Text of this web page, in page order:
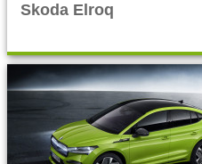
Skoda Elroq